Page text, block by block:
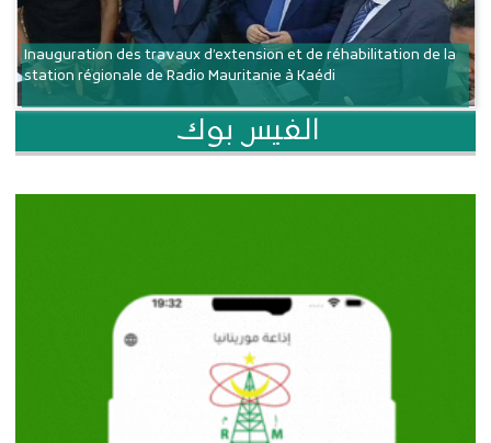
Inauguration des travaux d’extension et de réhabilitation de la
station régionale de Radio Mauritanie à Kaédi
الفيس بوك